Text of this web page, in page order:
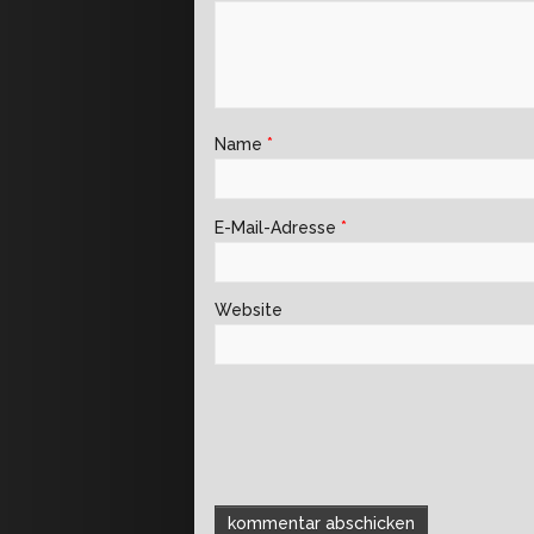
Name *
E-Mail-Adresse *
Website